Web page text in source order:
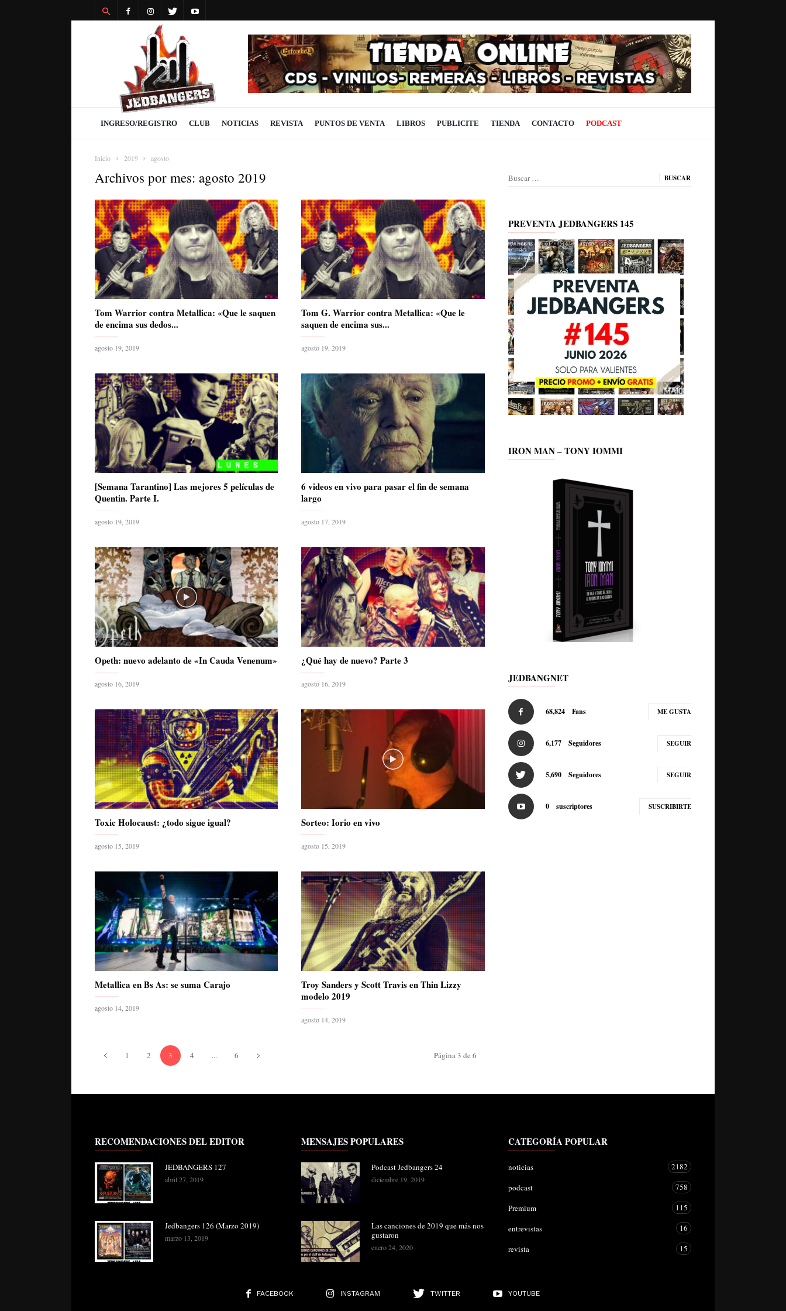
INGRESO/REGISTRO CLUB NOTICIAS REVISTA PUNTOS DE VENTA LIBROS PUBLICITE TIENDA CONTACTO PODCAST
Inicio 2019 agosto
Archivos por mes: agosto 2019
Tom Warrior contra Metallica: «Que le saquen
de encima sus dedos...
agosto 19, 2019
Tom G. Warrior contra Metallica: «Que le
saquen de encima sus...
agosto 19, 2019
[Semana Tarantino] Las mejores 5 películas de
Quentin. Parte I.
agosto 19, 2019
6 videos en vivo para pasar el fin de semana
largo
agosto 17, 2019
Opeth: nuevo adelanto de «In Cauda Venenum»
agosto 16, 2019
¿Qué hay de nuevo? Parte 3
agosto 16, 2019
Toxic Holocaust: ¿todo sigue igual?
agosto 15, 2019
Sorteo: Iorio en vivo
agosto 15, 2019
Metallica en Bs As: se suma Carajo
agosto 14, 2019
Troy Sanders y Scott Travis en Thin Lizzy
modelo 2019
agosto 14, 2019
1 2 3 4 ... 6 Página 3 de 6
Buscar:
PREVENTA JEDBANGERS 145
IRON MAN – TONY IOMMI
JEDBANGNET
68,824 Fans ME GUSTA
6,177 Seguidores SEGUIR
5,690 Seguidores SEGUIR
0 suscriptores SUSCRIBIRTE
RECOMENDACIONES DEL EDITOR
JEDBANGERS 127
abril 27, 2019
Jedbangers 126 (Marzo 2019)
marzo 13, 2019
MENSAJES POPULARES
Podcast Jedbangers 24
diciembre 19, 2019
Las canciones de 2019 que más nos
gustaron
enero 24, 2020
CATEGORÍA POPULAR
noticias
2182
podcast
758
Premium
115
entrevistas
16
revista
15
FACEBOOK INSTAGRAM TWITTER YOUTUBE